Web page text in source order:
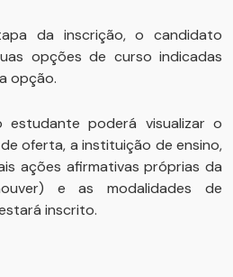
da inscrição, o candidato
opções de curso indicadas
opção.
estudante poderá visualizar o
oferta, a instituição de ensino,
ações afirmativas próprias da
e as modalidades de
inscrito.